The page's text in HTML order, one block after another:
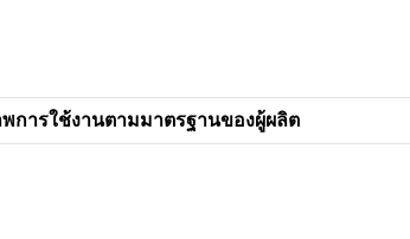
การใช้งานตามมาตรฐานของผู้ผลิต